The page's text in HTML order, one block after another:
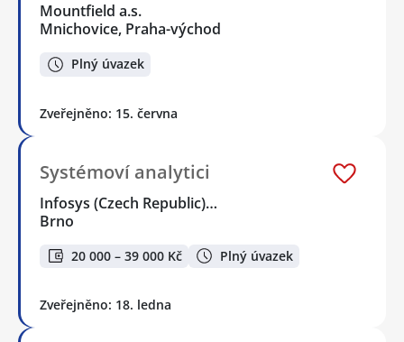
Mountfield a.s.
Mnichovice, Praha-východ
Plný úvazek
Zveřejněno: 15. června
Systémoví analytici
Infosys (Czech Republic)…
Brno
20 000 – 39 000 Kč Plný úvazek
Zveřejněno: 18. ledna